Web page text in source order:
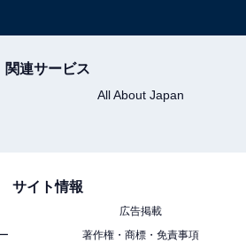
てあげるだけでなく飛ぶまで待っ
思いで、突き放した想のことも恨
ていたことを怒るのではなく、一
関連サービス
All About Japan
サイト情報
広告掲載
著作権・商標・免責事項